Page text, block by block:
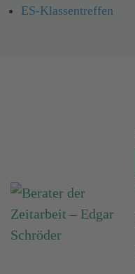
ES-Klassentreffen